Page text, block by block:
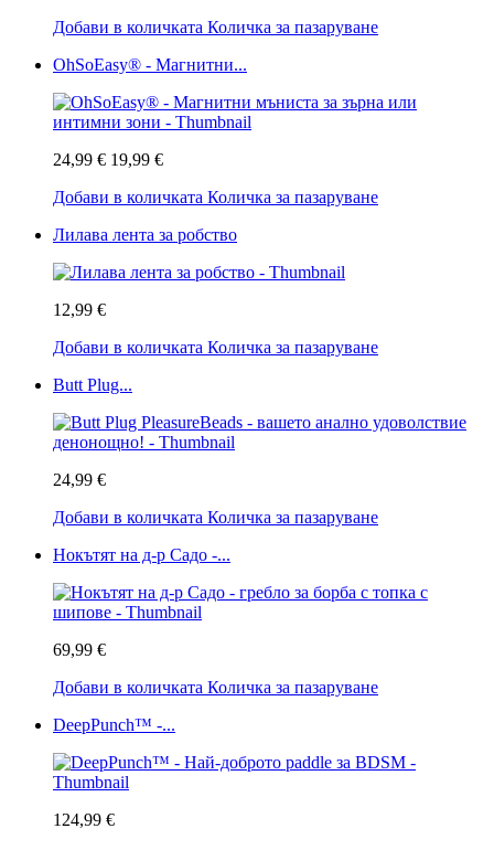
Добави в количката Количка за пазаруване
OhSoEasy® - Магнитни...
24,99 € 19,99 €
Добави в количката Количка за пазаруване
Лилава лента за робство
12,99 €
Добави в количката Количка за пазаруване
Butt Plug...
24,99 €
Добави в количката Количка за пазаруване
Нокътят на д-р Садо -...
69,99 €
Добави в количката Количка за пазаруване
DeepPunch™ -...
124,99 €